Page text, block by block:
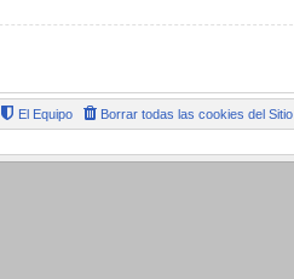
Borrar todas las cookies del Sitio
El Equipo